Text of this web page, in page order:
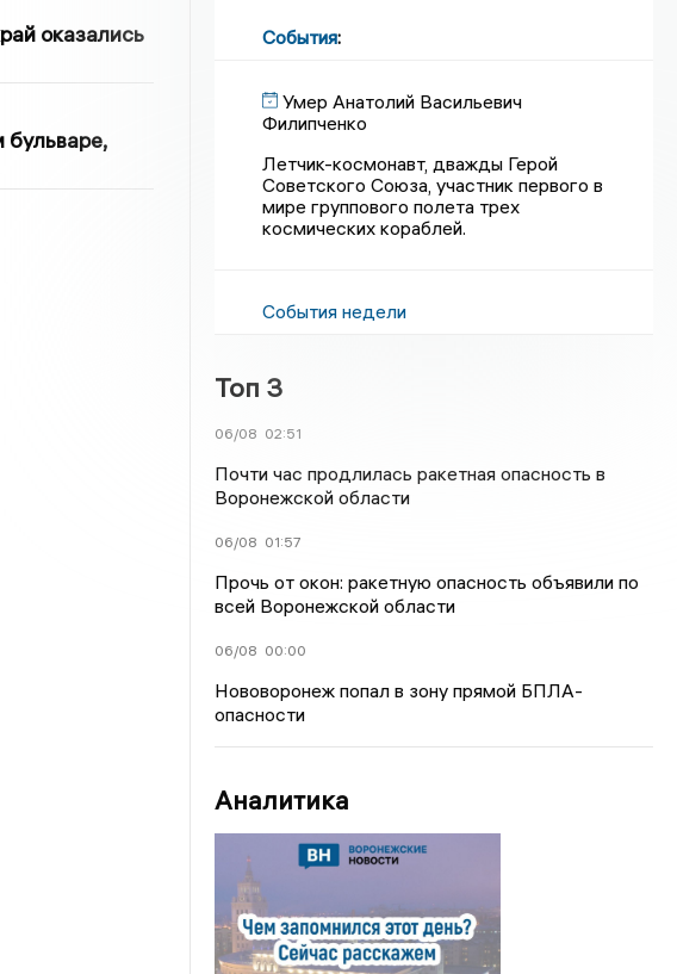
оказались
События:
Умер Анатолий Васильевич
Филипченко
Летчик-космонавт, дважды Герой
Советского Союза, участник первого в
мире группового полета трех
космических кораблей.
События недели
Топ 3
06/08 02:51
Почти час продлилась ракетная опасность в
Воронежской области
06/08 01:57
Прочь от окон: ракетную опасность объявили по
всей Воронежской области
06/08 00:00
Нововоронеж попал в зону прямой БПЛА-
опасности
Аналитика